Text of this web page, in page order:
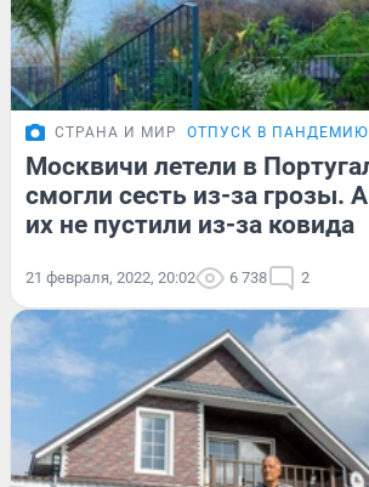
СТРАНА И МИР ОТПУСК В ПАНДЕМИЮ
Москвичи летели в
смогли сесть из-за грозы.
их не пустили из-за ковида
21 февраля, 2022, 20:02 6 738 2